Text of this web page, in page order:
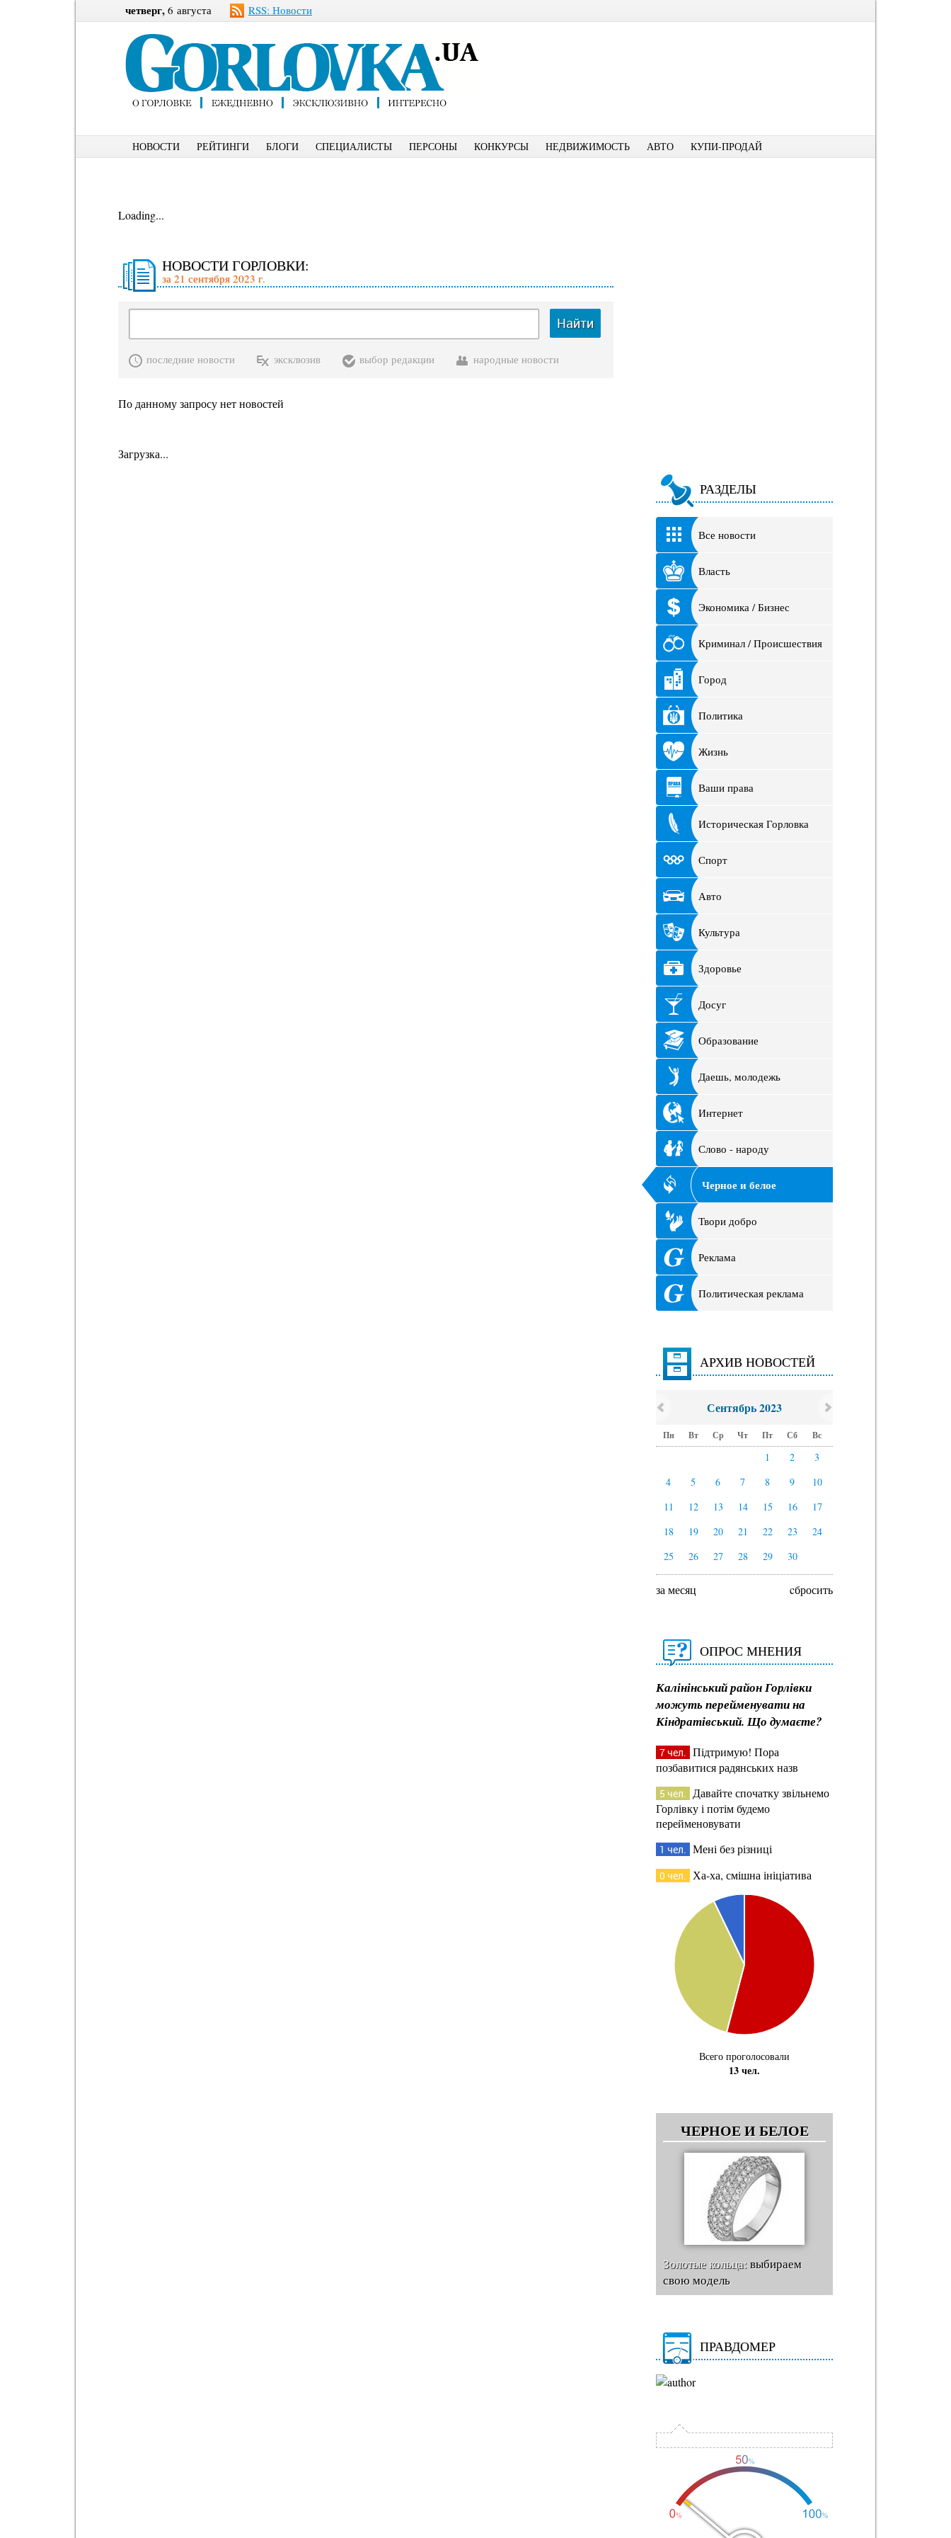
четверг, 6 августа RSS: Новости
НОВОСТИ РЕЙТИНГИ БЛОГИ СПЕЦИАЛИСТЫ ПЕРСОНЫ КОНКУРСЫ НЕДВИЖИМОСТЬ АВТО КУПИ-ПРОДАЙ
Loading...
НОВОСТИ ГОРЛОВКИ:
за 21 сентября 2023 г.
Найти
последние новости эксклюзив выбор редакции народные новости
По данному запросу нет новостей
Загрузка...
РАЗДЕЛЫ
Все новости
Власть
Экономика / Бизнес
Криминал / Происшествия
Город
Политика
Жизнь
Ваши права
Историческая Горловка
Спорт
Авто
Культура
Здоровье
Досуг
Образование
Даешь, молодежь
Интернет
Слово - народу
Черное и белое
Твори добро
Реклама
Политическая реклама
АРХИВ НОВОСТЕЙ
Сентябрь 2023
Пн Вт Ср Чт Пт Сб Вс
1 2
3
4
5 6 7 8 9
10
11
12 13 14 15 16
17
18
19 20 21 22 23
24
25
26 27 28 29 30
за месяц cбросить
ОПРОС МНЕНИЯ
Калінінський район Горлівки
можуть перейменувати на
Кіндратівський. Що думаєте?
7 чел. Підтримую! Пора
позбавитися радянських назв
5 чел. Давайте спочатку звільнемо
Горлівку і потім будемо
перейменовувати
1 чел. Мені без різниці
0 чел. Ха-ха, смішна ініціатива
Всего проголосовали
13 чел.
ЧЕРНОЕ И БЕЛОЕ
Золотые кольца:выбираем
свою модель
ПРАВДОМЕР